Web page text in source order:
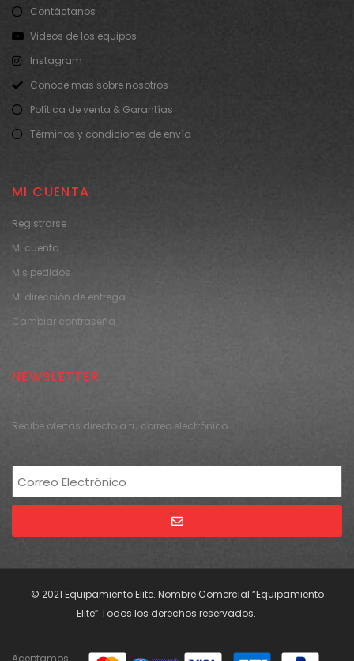
Contáctanos
Videos de los equipos
Instagram
Conoce mas sobre nosotros
Política de venta & Garantías
Términos y condiciones de envío
MI CUENTA
Registrarse
Mi cuenta
Mis pedidos
Mi dirección de entrega
Cambiar contraseña
NEWSLETTER
Recibe ofertas directo a tu correo electrónico
© 2021 Equipamiento Elite. Nombre Comercial “Equipamiento
Elite” Todos los derechos reservados.
Aceptamos: